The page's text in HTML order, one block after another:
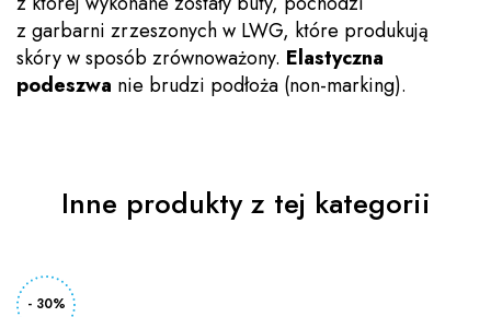
z garbarni zrzeszonych w LWG, które produkują
skóry w sposób zrównoważony. Elastyczna
podeszwa nie brudzi podłoża (non-marking).
Inne produkty z tej kategorii
- 30%